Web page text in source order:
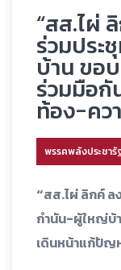
“สส.ไผ่
ร่วมปร
บ้าน ขอ
ร่วมมือ
ท้อง-คว
พรรคพลังประชารั
“สส.ไผ่ ลิกค์
กำนัน-ผู้ใหญ่บ้
เดินหน้าแก้ปัญ